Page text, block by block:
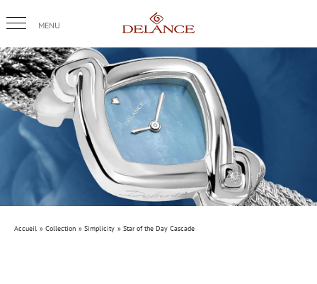
au
contenu
Accueil Collection Simplicity Star of the Day Cascade